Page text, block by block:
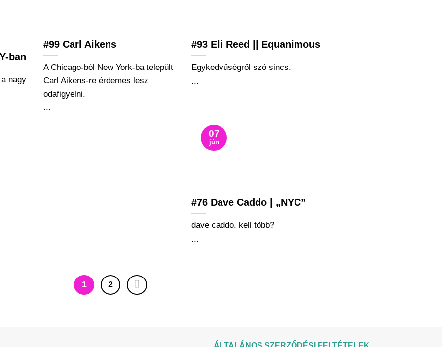
#99 Carl Aikens
A Chicago-ból New York-ba települt
Carl Aikens-re érdemes lesz
odafigyelni.
...
#93 Eli Reed || Equanimous
Egykedvűségről szó sincs.
...
ban
nagy
#76 Dave Caddo | „NYC”
dave caddo. kell több?
...
07
jún
1 2